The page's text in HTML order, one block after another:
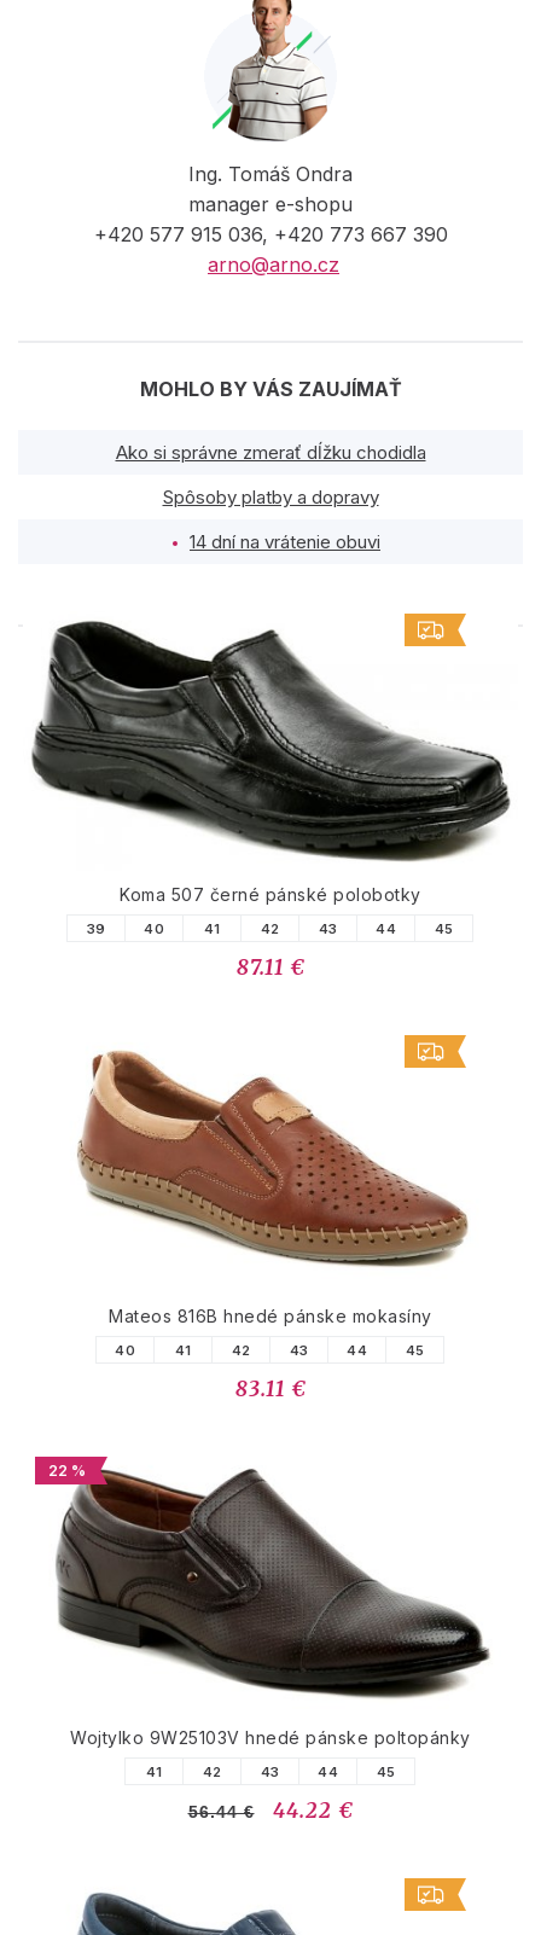
Ing. Tomáš Ondra
manager e-shopu
+420 577 915 036, +420 773 667 390
arno@arno.cz
MOHLO BY VÁS ZAUJÍMAŤ
Ako si správne zmerať dĺžku chodidla
Spôsoby platby a dopravy
14 dní na vrátenie obuvi
PODOBNÉ PRODUKTY
Koma 507 černé pánské polobotky
39 40 41 42 43 44 45
87.11 €
Mateos 816B hnedé pánske mokasíny
40 41 42 43 44 45
83.11 €
22 %
Wojtylko 9W25103V hnedé pánske poltopánky
41 42 43 44 45
56.44 € 44.22 €